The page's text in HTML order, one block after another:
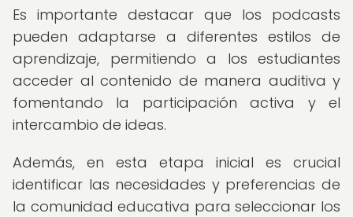
Es importante destacar que los podcasts
pueden adaptarse a diferentes estilos de
aprendizaje, permitiendo a los estudiantes
acceder al contenido de manera auditiva y
fomentando la participación activa y el
intercambio de ideas.
Además, en esta etapa inicial es crucial
identificar las necesidades y preferencias de
la comunidad educativa para seleccionar los